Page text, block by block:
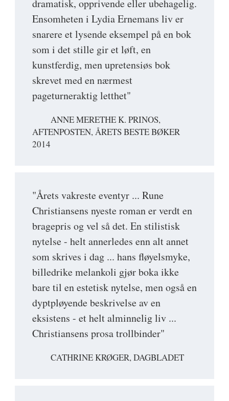
dramatisk, opprivende eller ubehagelig.
Ensomheten i Lydia Ernemans liv er
snarere et lysende eksempel på en bok
som i det stille gir et løft, en
kunstferdig, men upretensiøs bok
skrevet med en nærmest
pageturneraktig letthet"
ANNE MERETHE K. PRINOS,
AFTENPOSTEN, ÅRETS BESTE BØKER
2014
"Årets vakreste eventyr ... Rune
Christiansens nyeste roman er verdt en
bragepris og vel så det. En stilistisk
nytelse - helt annerledes enn alt annet
som skrives i dag ... hans fløyelsmyke,
billedrike melankoli gjør boka ikke
bare til en estetisk nytelse, men også en
dyptpløyende beskrivelse av en
eksistens - et helt alminnelig liv ...
Christiansens prosa trollbinder"
CATHRINE KRØGER, DAGBLADET